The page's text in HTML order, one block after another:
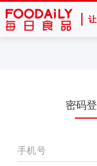
密码
手机号